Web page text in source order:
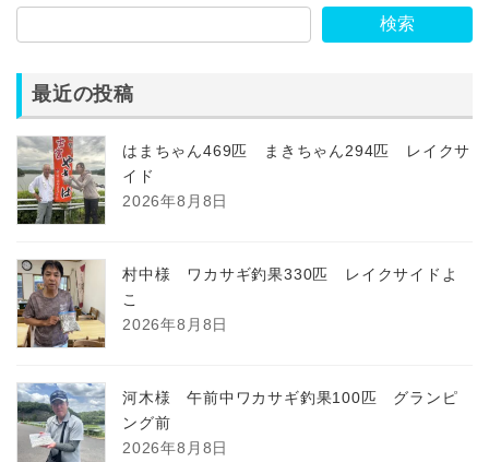
検索
最近の投稿
はまちゃん469匹 まきちゃん294匹 レイクサ
イド
2026年8月8日
村中様 ワカサギ釣果330匹 レイクサイドよ
こ
2026年8月8日
河木様 午前中ワカサギ釣果100匹 グランピ
ング前
2026年8月8日